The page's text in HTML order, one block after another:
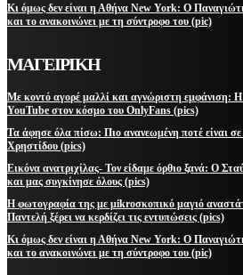
Κι όμως δεν είναι η Αθήνα New York: Ο
και το ανακοινώνει με τη σύντροφο του (pic)
ΜΑΓΕΙΡΙΚΗ
Με κοντό αγορέ μαλλί και αγνώριστη εμφάνιση:
YouTube στον κόσμο του OnlyFans (pics)
Τα άφησε όλα πίσω: Πιο ανανεωμένη ποτέ είναι
Χρηστίδου (pics)
Εικόνα ανατριχίλας- Τον είδαμε όρθιο ξανά: Ο
και μας συγκίνησε όλους (pics)
Η φωτογραφία της με μikroσκοπικό μαγιό
Παντελή ξέρει να κερδίζει τις εντυπώσεις (pics)
Κι όμως δεν είναι η Αθήνα New York: Ο
και το ανακοινώνει με τη σύντροφο του (pic)